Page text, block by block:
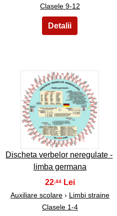
Clasele 9-12
26
Discheta verbelor neregulate -
limba germana
22 ,44
Auxiliare scolare› Limbi straine
Clasele 1-4